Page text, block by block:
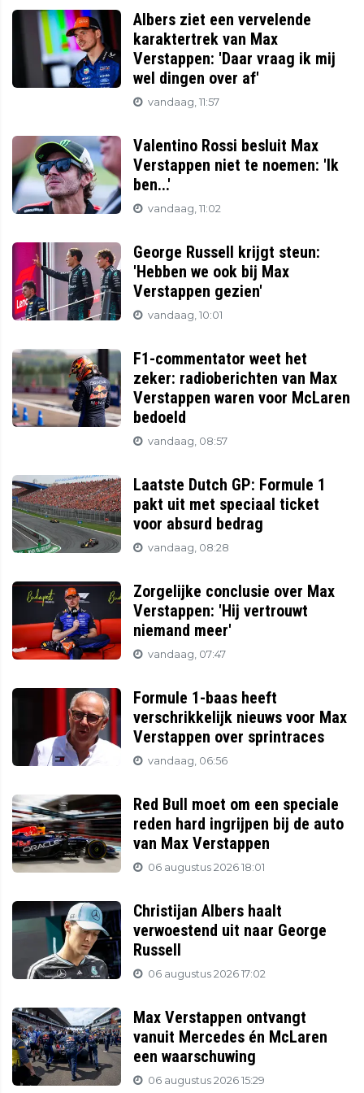
Albers ziet een vervelende
karaktertrek van Max
Verstappen: 'Daar vraag ik mij
wel dingen over af'
vandaag, 11:57
Valentino Rossi besluit Max
Verstappen niet te noemen: 'Ik
ben...'
vandaag, 11:02
George Russell krijgt steun:
'Hebben we ook bij Max
Verstappen gezien'
vandaag, 10:01
F1-commentator weet het
zeker: radioberichten van Max
Verstappen waren voor McLaren
bedoeld
vandaag, 08:57
Laatste Dutch GP: Formule 1
pakt uit met speciaal ticket
voor absurd bedrag
vandaag, 08:28
Zorgelijke conclusie over Max
Verstappen: 'Hij vertrouwt
niemand meer'
vandaag, 07:47
Formule 1-baas heeft
verschrikkelijk nieuws voor Max
Verstappen over sprintraces
vandaag, 06:56
Red Bull moet om een speciale
reden hard ingrijpen bij de auto
van Max Verstappen
06 augustus 2026 18:01
Christijan Albers haalt
verwoestend uit naar George
Russell
06 augustus 2026 17:02
Max Verstappen ontvangt
vanuit Mercedes én McLaren
een waarschuwing
06 augustus 2026 15:29